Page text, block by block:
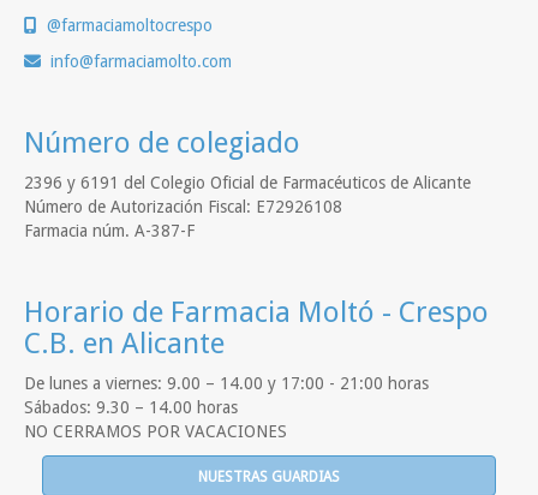
@farmaciamoltocrespo
info
farmaciamolto.com
Número de colegiado
2396 y 6191 del Colegio Oficial de Farmacéuticos de Alicante
Número de Autorización Fiscal: E72926108
Farmacia núm. A-387-F
Horario de Farmacia Moltó - Crespo
C.B. en Alicante
De lunes a viernes: 9.00 – 14.00 y 17:00 - 21:00 horas
Sábados: 9.30 – 14.00 horas
NO CERRAMOS POR VACACIONES
NUESTRAS GUARDIAS